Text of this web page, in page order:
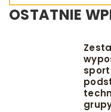
OSTATNIE